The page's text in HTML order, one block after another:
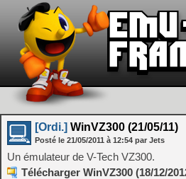
[Ordi.] WinVZ300 (21/05/11)
Posté le 21/05/2011 à 12:54 par Jets
Un émulateur de V-Tech VZ300.
Télécharger WinVZ300 (18/12/